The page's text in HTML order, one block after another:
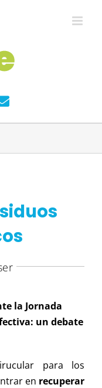
la Jornada
un debate
para los
en recuperar